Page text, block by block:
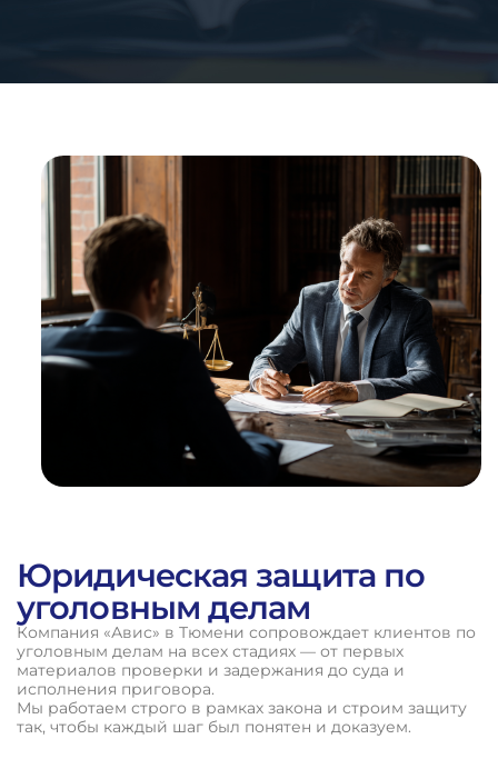
1%
ВЫИГРАННЫХ
ДЕЛ
Юридическая защита по
уголовным делам
Компания «Авис» в Тюмени сопровождает клиентов по
уголовным делам на всех стадиях — от первых
материалов проверки и задержания до суда и
исполнения приговора.
Мы работаем строго в рамках закона и строим защиту
так, чтобы каждый шаг был понятен и доказуем.